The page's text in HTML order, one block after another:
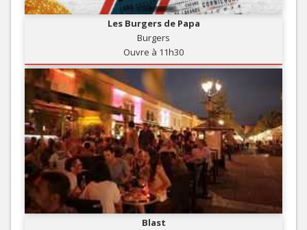
Les Burgers de Papa
Burgers
Ouvre à 11h30
Blast